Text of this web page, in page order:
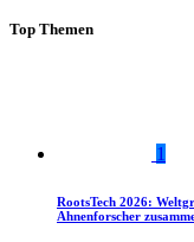
Top Themen
1
RootsTech 2026:
Ahnenforscher